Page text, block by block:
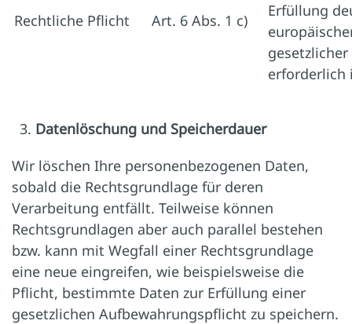
Rechtliche Pflicht Art. 6 Abs. 1 c)
Erfüllung
erforderlich
Datenlöschung und Speicherdauer
Wir löschen Ihre personenbezogenen Daten,
sobald die Rechtsgrundlage für deren
Verarbeitung entfällt. Teilweise können
Rechtsgrundlagen aber auch parallel bestehen
bzw. kann mit Wegfall einer Rechtsgrundlage
eine neue eingreifen, wie beispielsweise die
Pflicht, bestimmte Daten zur Erfüllung einer
gesetzlichen Aufbewahrungspflicht zu speichern.